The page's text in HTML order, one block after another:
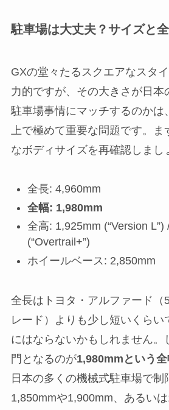
駐車場は大丈夫？サイズと
GXの堂々たるスクエアなスタ
力的ですが、その大きさが日本
駐車場事情にマッチするのかは
上で極めて重要な問題です。
なボディサイズを再確認しまし
全長: 4,960mm
全幅: 1,980mm
全高: 1,925mm (“Version L”)
(“Overtrail+”)
ホイールベース: 2,850mm
全長はトヨタ・アルファード
レード）よりも少し短いくらい
にはならないかもしれません。
門となるのが1,980mmという
日本の多くの機械式駐車場で制
1,850mmや1,900mm、あるい